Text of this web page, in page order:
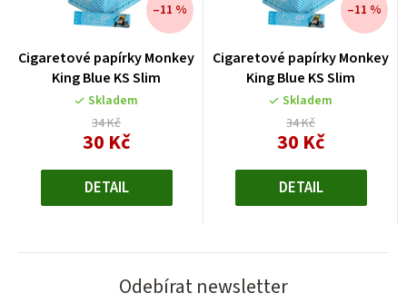
Cigaretové papírky Monkey
King Blue KS Slim
Skladem
34 Kč
–11 %
30 KčMěrná
DETAIL
Cigaretové papírky Monkey
King Blue KS Slim
Skladem
34 Kč
–11 %
30 KčMěrná
DETAIL
Odebírat newsletter